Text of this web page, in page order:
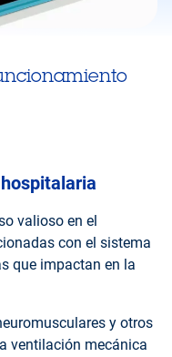
valioso en el
con el sistema
que impactan en la
y otros
ventilación mecánica